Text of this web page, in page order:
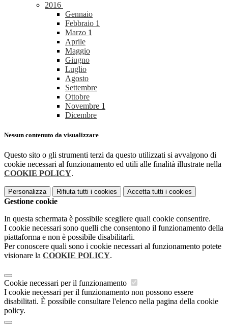
2016
Gennaio
Febbraio 1
Marzo 1
Aprile
Maggio
Giugno
Luglio
Agosto
Settembre
Ottobre
Novembre 1
Dicembre
Nessun contenuto da visualizzare
Questo sito o gli strumenti terzi da questo utilizzati si avvalgono di
cookie necessari al funzionamento ed utili alle finalità illustrate nella
COOKIE POLICY.
Personalizza Rifiuta tutti i cookies Accetta tutti i cookies
Gestione cookie
In questa schermata è possibile scegliere quali cookie consentire.
I cookie necessari sono quelli che consentono il funzionamento della
piattaforma e non è possibile disabilitarli.
Per conoscere quali sono i cookie necessari al funzionamento potete
visionare la COOKIE POLICY.
Cookie necessari per il funzionamento
I cookie necessari per il funzionamento non possono essere
disabilitati. È possibile consultare l'elenco nella pagina della cookie
policy.